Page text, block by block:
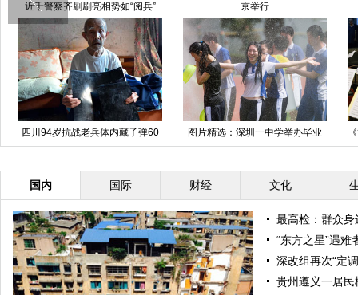
近千警察齐刷刷亮相势如“阅兵”
京举行
四川94岁抗战老兵体内藏子弹60
年后才知情
图片精选：深圳一中学举办毕业
季“泼水节”
国内 国际 财经 文化
最高检：群众
“东方之星”遇难
深改组再次“定
贵州遵义一居